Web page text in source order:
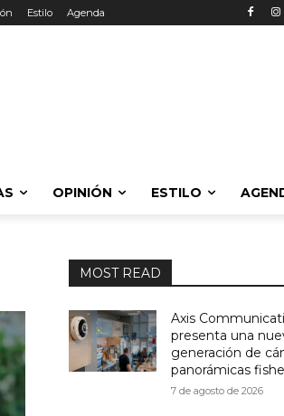
Estilo Agenda
OPINIÓN ESTILO
MOST READ
Axis
presenta una
generación de
panorámicas
7 de agosto de 2026